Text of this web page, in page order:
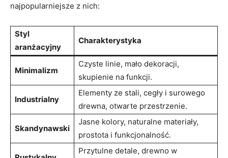
najpopularniejsze z nich:
Styl
aranżacyjny
Charakterystyka
Minimalizm
Czyste linie, mało dekoracji,
skupienie na funkcji.
Industrialny
Elementy ze stali, cegły i surowego
drewna, otwarte przestrzenie.
Skandynawski
Jasne kolory, naturalne materiały,
prostota i funkcjonalność.
Przytulne detale, drewno w